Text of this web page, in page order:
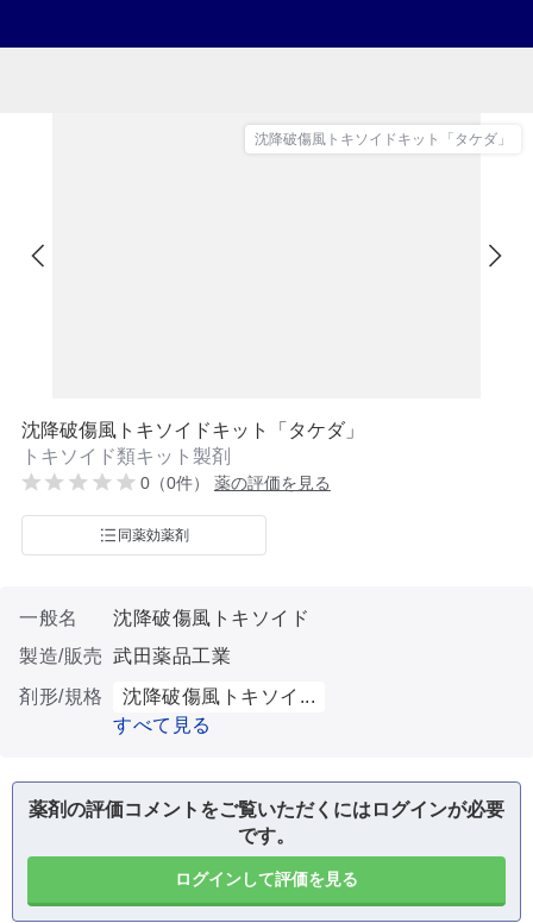
沈降破傷風トキソイドキット「タケダ」
沈降破傷風トキソイドキット「タケダ」
トキソイド類キット製剤
0（0件） 薬の評価を見る
同薬効薬剤
一般名
沈降破傷風トキソイド
製造/販売 武田薬品工業
剤形/規格
沈降破傷風トキソイ...
すべて見る
薬剤の評価コメントをご覧いただくにはログインが必要
です。
ログインして評価を見る